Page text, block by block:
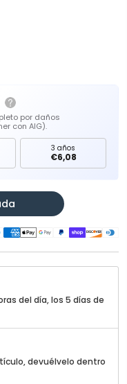
por daños
con AIG).
3 años
€6,08
del día, los 5 días de
devuélvelo dentro